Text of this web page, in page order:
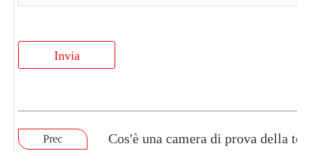
Invia
Prec Cos'è una camera di prova della